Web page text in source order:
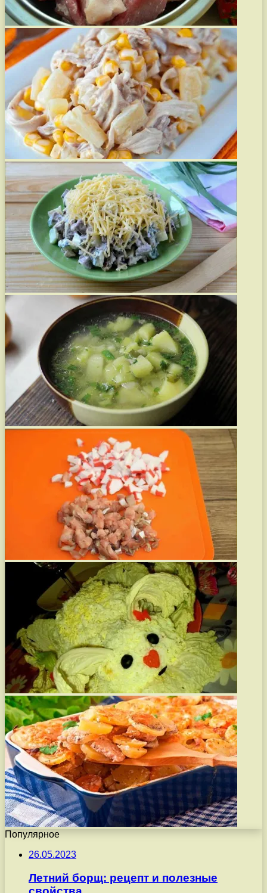
Популярное
26.05.2023
Летний борщ: рецепт и полезные